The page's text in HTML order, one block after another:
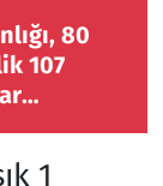
80
107
1